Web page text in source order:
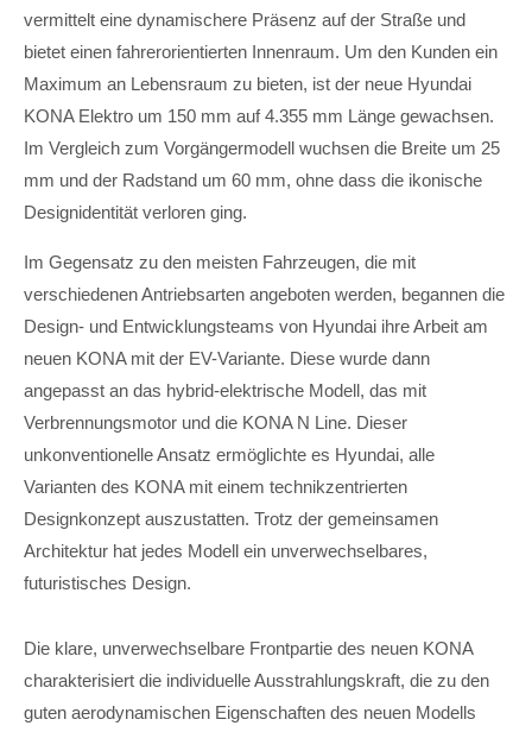
vermittelt eine dynamischere Präsenz auf der Straße und
bietet einen fahrerorientierten Innenraum. Um den Kunden ein
Maximum an Lebensraum zu bieten, ist der neue Hyundai
KONA Elektro um 150 mm auf 4.355 mm Länge gewachsen.
Im Vergleich zum Vorgängermodell wuchsen die Breite um 25
mm und der Radstand um 60 mm, ohne dass die ikonische
Designidentität verloren ging.
Im Gegensatz zu den meisten Fahrzeugen, die mit
verschiedenen Antriebsarten angeboten werden, begannen die
Design- und Entwicklungsteams von Hyundai ihre Arbeit am
neuen KONA mit der EV-Variante. Diese wurde dann
angepasst an das hybrid-elektrische Modell, das mit
Verbrennungsmotor und die KONA N Line. Dieser
unkonventionelle Ansatz ermöglichte es Hyundai, alle
Varianten des KONA mit einem technikzentrierten
Designkonzept auszustatten. Trotz der gemeinsamen
Architektur hat jedes Modell ein unverwechselbares,
futuristisches Design.
Die klare, unverwechselbare Frontpartie des neuen KONA
charakterisiert die individuelle Ausstrahlungskraft, die zu den
guten aerodynamischen Eigenschaften des neuen Modells